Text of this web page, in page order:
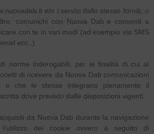
e/o i servizi dallo stesso forniti, o
comunichi con Nuova Dab e consenti a
con te in vari modi (ad esempio via SMS
ecc..).
di norme inderogabili, per le finalità di cui al
di ricevere da Nuova Dab comunicazioni
e che le stesse integrano pienamente il
dove previsto dalle disposizioni vigenti.
da Nuova Dab durante la navigazione
dei cookie ovvero a seguito di